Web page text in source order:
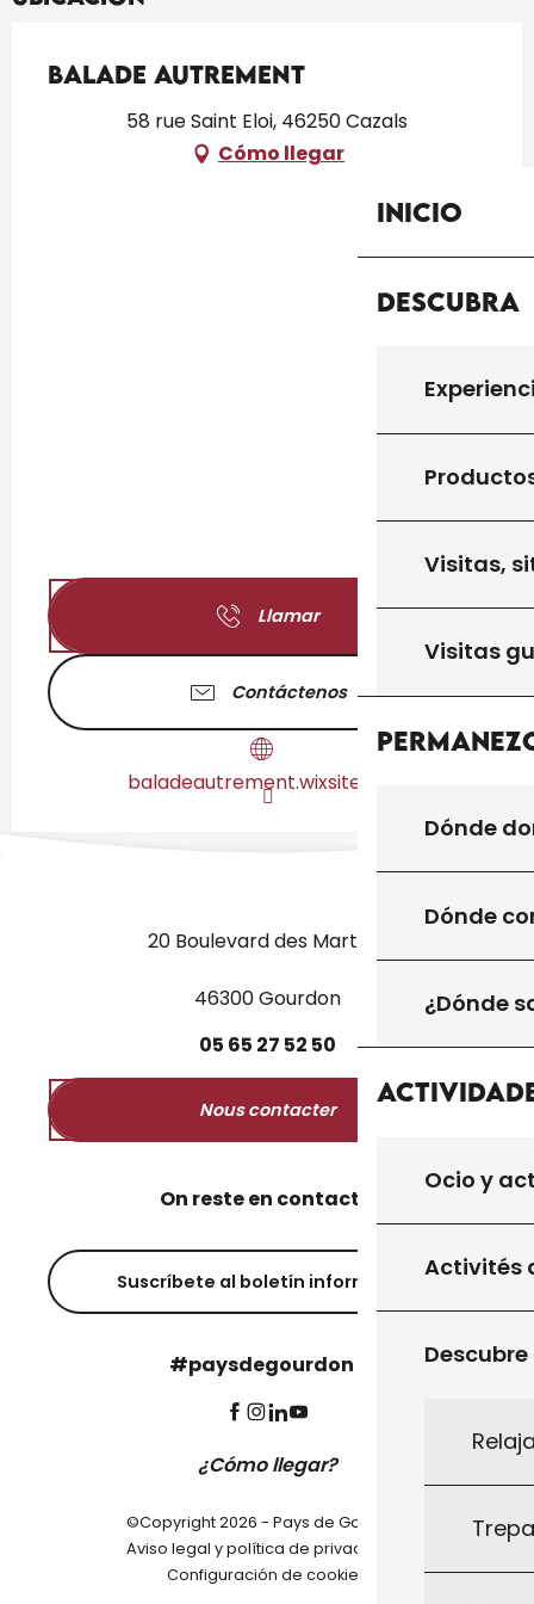
Inicio
Descubra
Visitas,
Visitas
Dónde
Dónde
¿Dónde
Ocio y
Activités
Balade Autrement
58 rue Saint Eloi, 46250 Cazals
Cómo llegar
Llamar
Contáctenos
baladeautrement.wixsite.com
20 Boulevard des Martyrs
46300 Gourdon
05 65 27 52 50
Nous contacter
On reste en contact ?
Suscríbete al boletín informativo
#paysdegourdon !
¿Cómo llegar?
©Copyright 2026 - Pays de Gourdon
Aviso legal y política de privacidad
Configuración de cookies